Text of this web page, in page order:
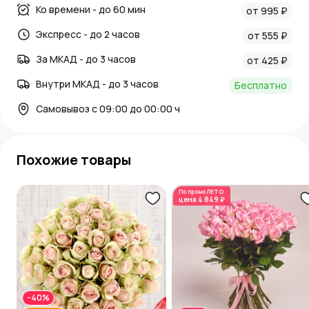
Ко времени - до 60 мин
от 995 ₽
Экспресс - до 2 часов
от 555 ₽
За МКАД - до 3 часов
от 425 ₽
Внутри МКАД - до 3 часов
Бесплатно
Самовывоз с 09:00 до 00:00 ч
Похожие товары
-40%
По промоЛЕТО
цена 4 849 ₽